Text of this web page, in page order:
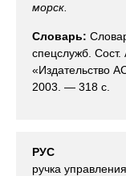
морск.
Словарь:
спецслужб.
«Издательство
2003. — 318 с.
РУС
ручка